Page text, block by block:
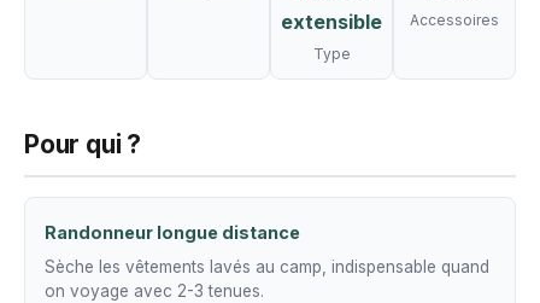
extensible
Type
Accessoires
Pour qui ?
Randonneur longue distance
Sèche les vêtements lavés au camp, indispensable quand
on voyage avec 2-3 tenues.